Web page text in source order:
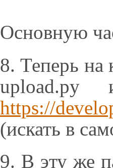
Основную
8. Теперь на
upload.py
https://
(искать в
9. В эту же